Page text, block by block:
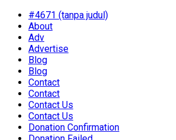
#4671 (tanpa judul)
About
Adv
Advertise
Blog
Blog
Contact
Contact
Contact Us
Contact Us
Donation Confirmation